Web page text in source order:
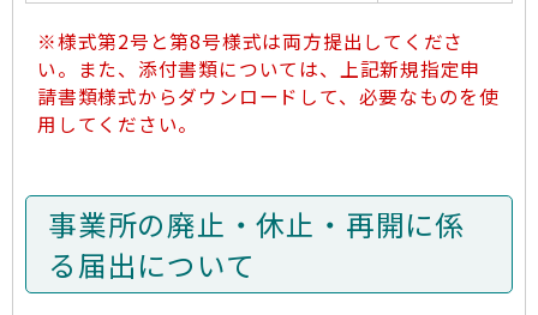
※様式第2号と第8号様式は両方提出してくださ
い。また、添付書類については、上記新規指定申
請書類様式からダウンロードして、必要なものを使
用してください。
事業所の廃止・休止・再開に係
る届出について